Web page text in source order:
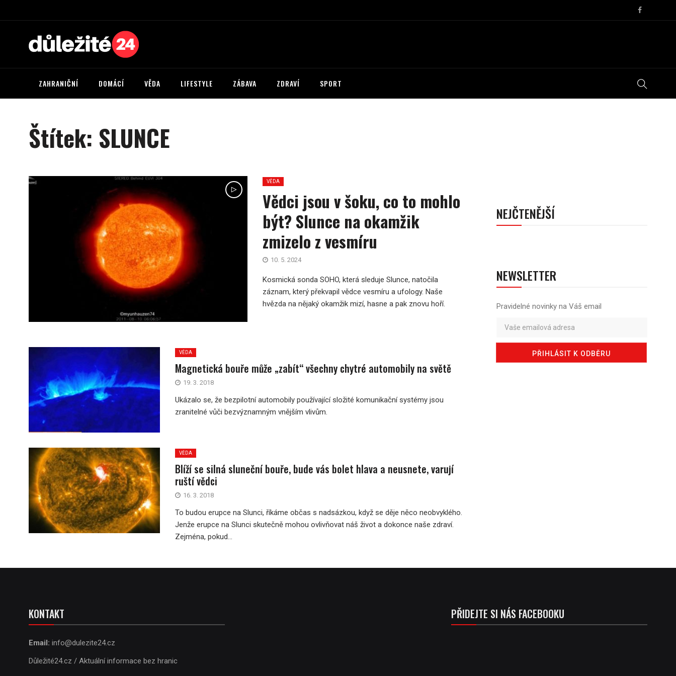
ZAHRANIČNÍ DOMÁCÍ VĚDA LIFESTYLE ZÁBAVA ZDRAVÍ SPORT
Štítek: SLUNCE
VĚDA
Vědci jsou v šoku, co to mohlo
být? Slunce na okamžik
zmizelo z vesmíru
10. 5. 2024
Kosmická sonda SOHO, která sleduje Slunce, natočila
záznam, který překvapil vědce vesmíru a ufology. Naše
hvězda na nějaký okamžik mizí, hasne a pak znovu hoří.
VĚDA
Magnetická bouře může „zabít“ všechny chytré automobily na světě
19. 3. 2018
Ukázalo se, že bezpilotní automobily používající složité komunikační systémy jsou
zranitelné vůči bezvýznamným vnějším vlivům.
VĚDA
Blíží se silná sluneční bouře, bude vás bolet hlava a neusnete, varují
ruští vědci
16. 3. 2018
To budou erupce na Slunci, říkáme občas s nadsázkou, když se děje něco neobvyklého.
Jenže erupce na Slunci skutečně mohou ovlivňovat náš život a dokonce naše zdraví.
Zejména, pokud...
NEJČTENĚJŠÍ
NEWSLETTER
Pravidelné novinky na Váš email
KONTAKT
Email: info@dulezite24.cz
Důležité24.cz / Aktuální informace bez hranic
PŘIDEJTE SI NÁS FACEBOOKU